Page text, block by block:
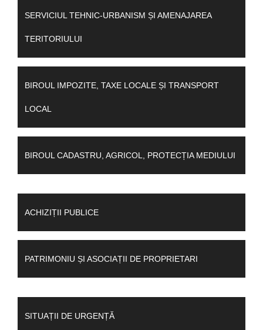
SERVICIUL TEHNIC-URBANISM ȘI AMENAJAREA
TERITORIULUI
BIROUL IMPOZITE, TAXE LOCALE ȘI TRANSPORT
LOCAL
BIROUL CADASTRU, AGRICOL, PROTECȚIA MEDIULUI
ACHIZIȚII PUBLICE
PATRIMONIU ȘI ASOCIAȚII DE PROPRIETARI
SITUAȚII DE URGENȚĂ